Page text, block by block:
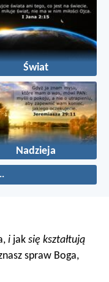
Świat
Nadzieja
i jak się kształtują
spraw Boga,